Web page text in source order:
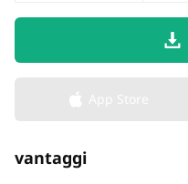
vantaggi